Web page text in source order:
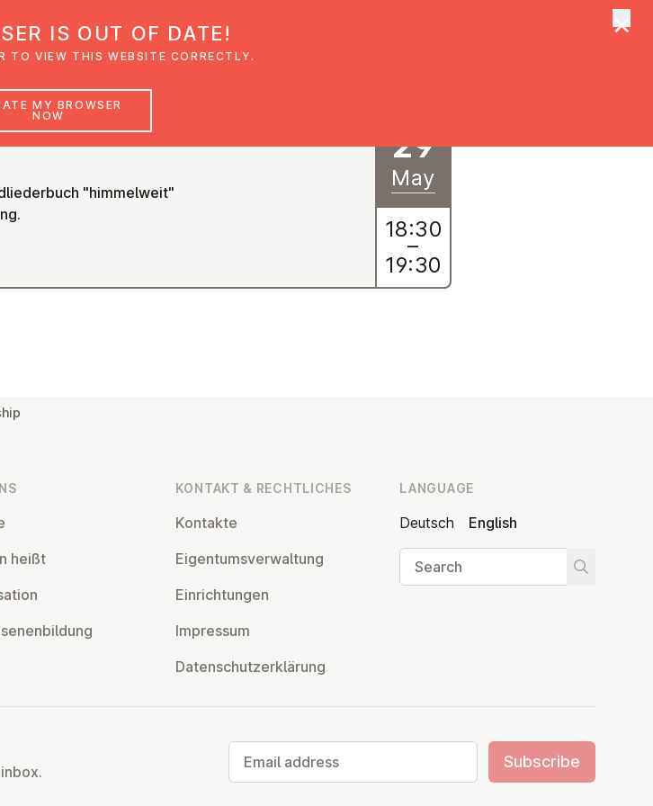
News Veranstaltungen
"himmelweit"
29
May
18:30
–
19:30
heißt
KONTAKT & RECHT­LICHES
Kontakte
Ei­gentums­ver­wal­tung
Ein­rich­tun­gen
Impressum
Datens­chutzerklärung
LANGUAGE
Deutsch
English
Search
Start
Subscribe
IS OUT OF DATE!
TO VIEW THIS WEBSITE CORRECTLY.
MY BROWSER
NOW
×